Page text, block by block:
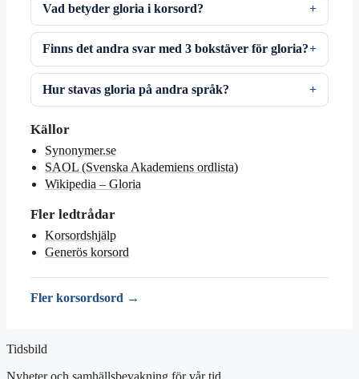
Vad betyder gloria i korsord?
Finns det andra svar med 3 bokstäver för gloria?
Hur stavas gloria på andra språk?
Källor
Synonymer.se
SAOL (Svenska Akademiens ordlista)
Wikipedia – Gloria
Fler ledtrådar
Korsordshjälp
Generös korsord
Fler korsordsord →
Tidsbild
Nyheter och samhällsbevakning för vår tid.